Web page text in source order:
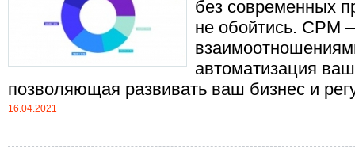
без современных
не обойтись. СРМ
автоматизация
позволяющая развивать ваш бизнес и
16.04.2021